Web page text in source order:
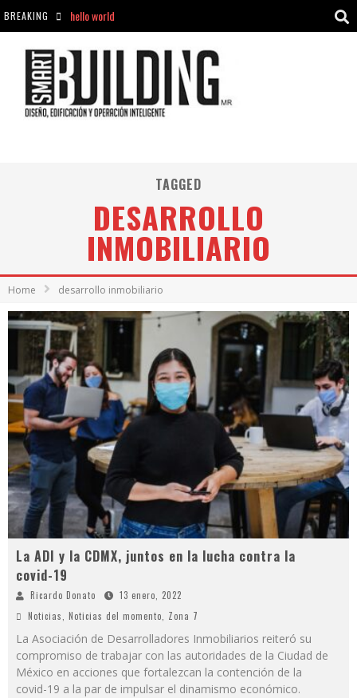
BREAKING hello world
hello world
TAGGED
DESARROLLO
INMOBILIARIO
Home desarrollo inmobiliario
La ADI y la CDMX, juntos en la lucha contra la
covid-19
Ricardo Donato
13 enero, 2022
Noticias, Noticias del momento, Zona 7
La Asociación de Desarrolladores Inmobiliarios reiteró su
compromiso de trabajar con las autoridades de la Ciudad de
México en acciones que fortalezcan la contención de la
covid-19 a la par de impulsar el dinamismo económico.